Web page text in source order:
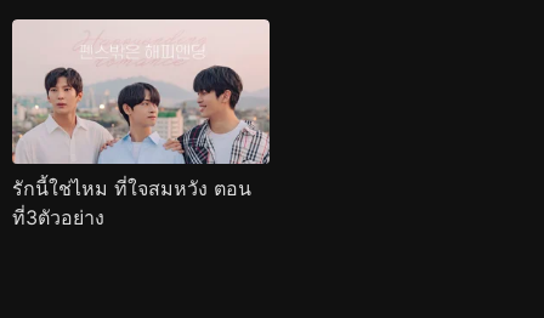
รักนี้ใช่ไหม ที่ใจสมหวัง ตอน
ที่3ตัวอย่าง